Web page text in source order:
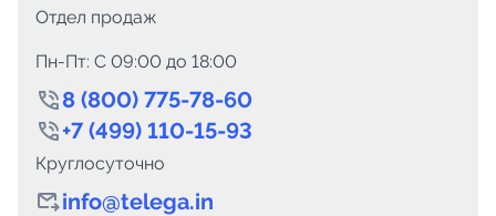
Отдел продаж
Пн-Пт: C 09:00 до 18:00
8 (800) 775-78-60
+7 (499) 110-15-93
Круглосуточно
info@telega.in